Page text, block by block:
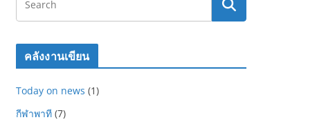
คลังงานเขียน
Today on news (1)
กีฬาพาที (7)